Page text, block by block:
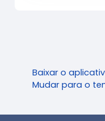
Baixar o
Mudar para o